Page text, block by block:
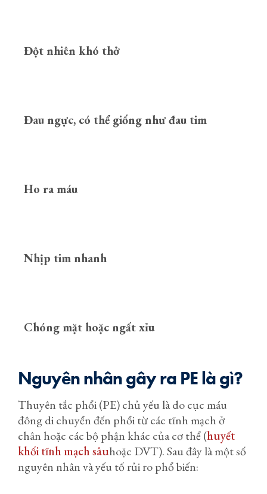
Đột nhiên khó thở
Đau ngực, có thể giống như đau tim
Ho ra máu
Nhịp tim nhanh
Chóng mặt hoặc ngất xỉu
Nguyên nhân gây ra PE là gì?
Thuyên tắc phổi (PE) chủ yếu là do cục máu
đông di chuyển đến phổi từ các tĩnh mạch ở
chân hoặc các bộ phận khác của cơ thể (huyết
khối tĩnh mạch sâuhoặc DVT). Sau đây là một số
nguyên nhân và yếu tố rủi ro phổ biến: